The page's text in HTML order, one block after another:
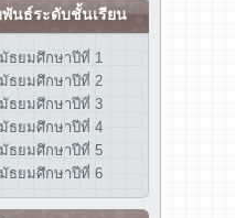
นธ์ระดับชั้นเรียน
ธยมศึกษาปีที่ 1
ธยมศึกษาปีที่ 2
ธยมศึกษาปีที่ 3
ธยมศึกษาปีที่ 4
ธยมศึกษาปีที่ 5
ธยมศึกษาปีที่ 6